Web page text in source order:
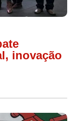
inovação